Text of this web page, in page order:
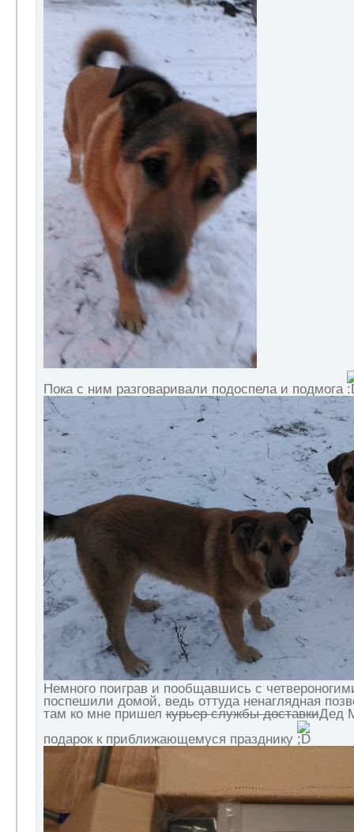
Пока с ним разговаривали подоспела и подмога
Немного поиграв и пообщавшись с
поспешили домой, ведь оттуда ненаглядная
там ко мне пришелкурьер службы доставкиДед
подарок к приближающемуся празднику